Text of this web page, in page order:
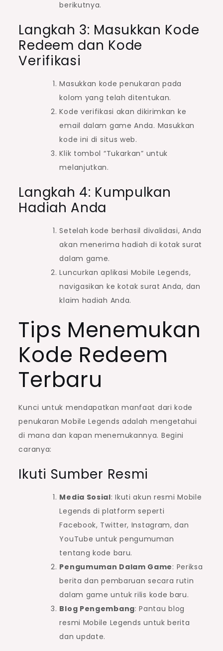
berikutnya.
Langkah 3: Masukkan Kode
Redeem dan Kode
Verifikasi
Masukkan kode penukaran pada
kolom yang telah ditentukan.
Kode verifikasi akan dikirimkan ke
email dalam game Anda. Masukkan
kode ini di situs web.
Klik tombol “Tukarkan” untuk
melanjutkan.
Langkah 4: Kumpulkan
Hadiah Anda
Setelah kode berhasil divalidasi, Anda
akan menerima hadiah di kotak surat
dalam game.
Luncurkan aplikasi Mobile Legends,
navigasikan ke kotak surat Anda, dan
klaim hadiah Anda.
Tips Menemukan
Kode Redeem
Terbaru
Kunci untuk mendapatkan manfaat dari kode
penukaran Mobile Legends adalah mengetahui
di mana dan kapan menemukannya. Begini
caranya:
Ikuti Sumber Resmi
Media Sosial: Ikuti akun resmi Mobile
Legends di platform seperti
Facebook, Twitter, Instagram, dan
YouTube untuk pengumuman
tentang kode baru.
Pengumuman Dalam Game: Periksa
berita dan pembaruan secara rutin
dalam game untuk rilis kode baru.
Blog Pengembang: Pantau blog
resmi Mobile Legends untuk berita
dan update.